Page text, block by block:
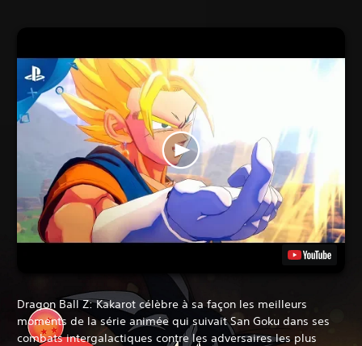
Dragon Ball Z: Kakarot célèbre à sa façon les meilleurs
moments de la série animée qui suivait San Goku dans ses
combats intergalactiques contre les adversaires les plus